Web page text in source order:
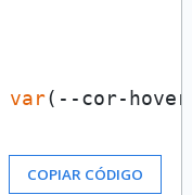
var(--cor-
COPIAR CÓDIGO